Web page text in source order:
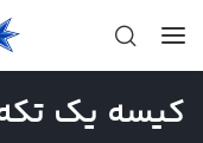
کیسه یک